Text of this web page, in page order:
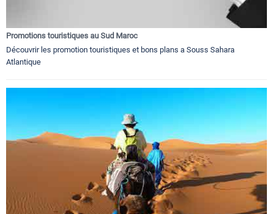
Promotions touristiques au Sud Maroc
Découvrir les promotion touristiques et bons plans a Souss Sahara
Atlantique